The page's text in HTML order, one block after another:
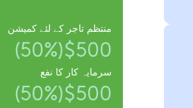
منتظم تاجر کے لئے کمیشن
$500(50%)
سرمایہ کار کا نفع
$500(50%)